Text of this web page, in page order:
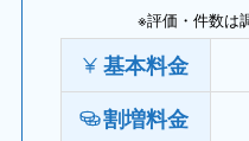
※評価・件数は
基本料金
割増料金